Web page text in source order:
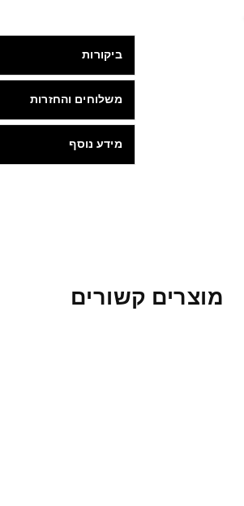
ביקורות
משלוחים והחזרות
מידע נוסף
מוצרים קשורים